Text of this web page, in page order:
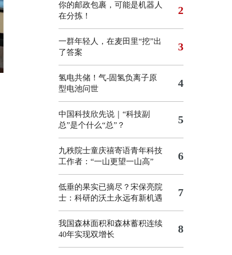
你的邮政包裹，可能是机器人
在分拣！
2
一群年轻人，在麦田里“挖”出
了答案
3
氢电共储！气-固氢负离子原
型电池问世
4
中国科技欣先说｜“科技副
总”是个什么“总”？
5
九秩院士童庆禧寄语青年科技
工作者：“一山更望一山高”
6
低垂的果实已摘尽？宋保亮院
士：科研的沃土永远有新机遇
7
我国森林面积和森林蓄积连续
40年实现双增长
8